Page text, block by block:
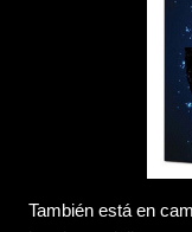
También está en